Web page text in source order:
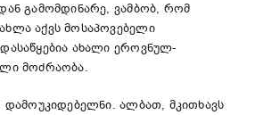
გამომდინარე, ვამბობ, რომ
აქვს მოსაპოვებელი
ახალი ეროვნულ-
მოძრაობა.
ალბათ, მკითხავს